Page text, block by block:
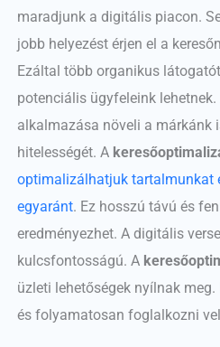
maradjunk a digitális piacon.
jobb helyezést érjen el a
Ezáltal több organikus
potenciális ügyfeleink
alkalmazása növeli a márkánk
hitelességét. A
optimalizálhatjuk tartalmunkat
egyaránt. Ez hosszú távú és
eredményezhet. A digitális
kulcsfontosságú. A
üzleti lehetőségek nyílnak
és folyamatosan foglalkozni